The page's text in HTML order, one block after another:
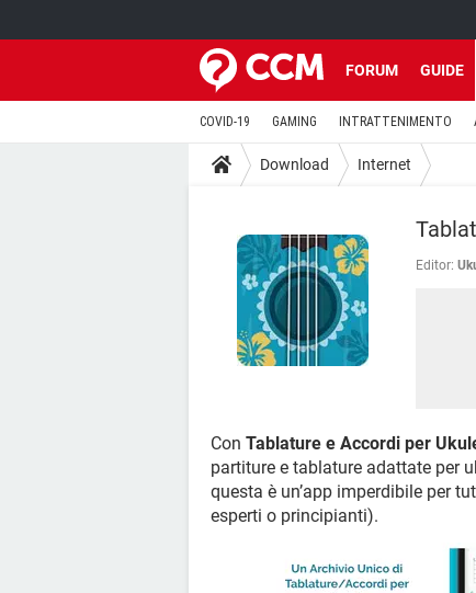
FORUM GUIDE
COVID-19 GAMING INTRATTENIMENTO
Download Internet
Editor:
Con Tablature e Accordi per
partiture e tablature adattate per
questa è un’app imperdibile per
esperti o principianti).